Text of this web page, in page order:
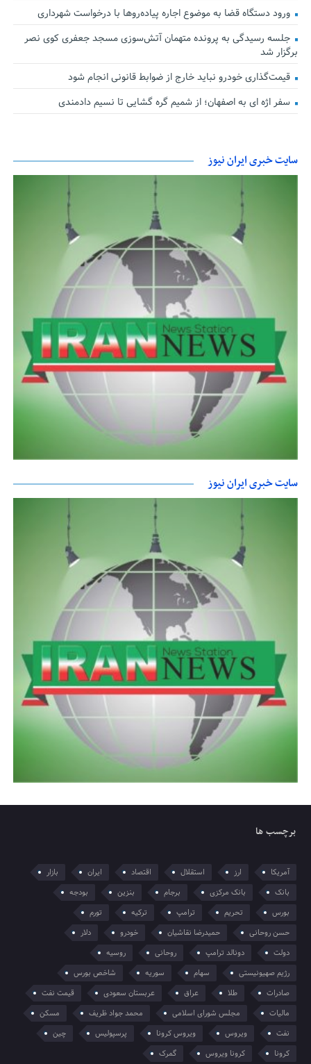
ورود دستگاه قضا به موضوع اجاره پیاده‌روها با درخواست شهرداری
جلسه رسیدگی به پرونده متهمان آتش‌سوزی مسجد جعفری کوی نصر
برگزار شد
قیمت‌گذاری خودرو نباید خارج از ضوابط قانونی انجام شود
سفر اژه ای به اصفهان؛ از شمیم گره گشایی تا نسیم دادمندی
سایت خبری ایران نیوز
سایت خبری ایران نیوز
برچسب ها
آمریکا ارز استقلال اقتصاد ایران
بازار
بانک
بانک مرکزی برجام بنزین
بودجه
بورس
تحریم ترامپ ترکیه
تورم
حسن روحانی
حمیدرضا نقاشیان خودرو
دلار
دولت
دونالد ترامپ روحانی
روسیه
رژیم صهیونیستی
سهام سوریه
شاخص بورس
صادرات
طلا عراق عربستان سعودی
قیمت نفت
مالیات
مجلس شورای اسلامی محمد جواد ظریف
مسکن
نفت
ویروس ویروس کرونا پرسپولیس
چین
کرونا
کرونا ویروس گمرک